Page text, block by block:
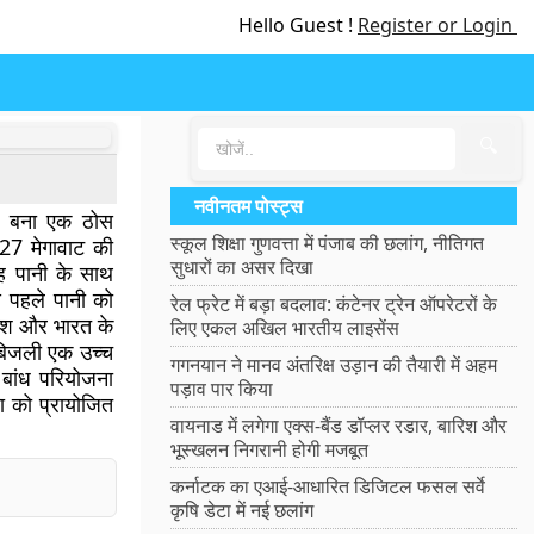
Hello Guest ! Register or Login
बना एक ठोस
मेगावाट की
पानी के साथ
पानी को
और भारत के
एक उच्च
परियोजना
प्रायोजित
नवीनतम पोस्ट्स
स्कूल शिक्षा गुणवत्ता में पंजाब की छलांग, नीतिगत
सुधारों का असर दिखा
रेल फ्रेट में बड़ा बदलाव: कंटेनर ट्रेन ऑपरेटरों के
लिए एकल अखिल भारतीय लाइसेंस
गगनयान ने मानव अंतरिक्ष उड़ान की तैयारी में अहम
पड़ाव पार किया
वायनाड में लगेगा एक्स-बैंड डॉप्लर रडार, बारिश और
भूस्खलन निगरानी होगी मजबूत
कर्नाटक का एआई-आधारित डिजिटल फसल सर्वे
कृषि डेटा में नई छलांग